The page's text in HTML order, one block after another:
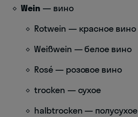
Wein — вино
Rotwein — красное вино
Weißwein — белое вино
Rosé — розовое вино
trocken — сухое
halbtrocken — полусухое